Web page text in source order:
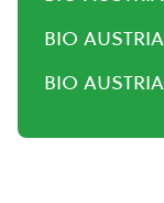
BIO
BIO